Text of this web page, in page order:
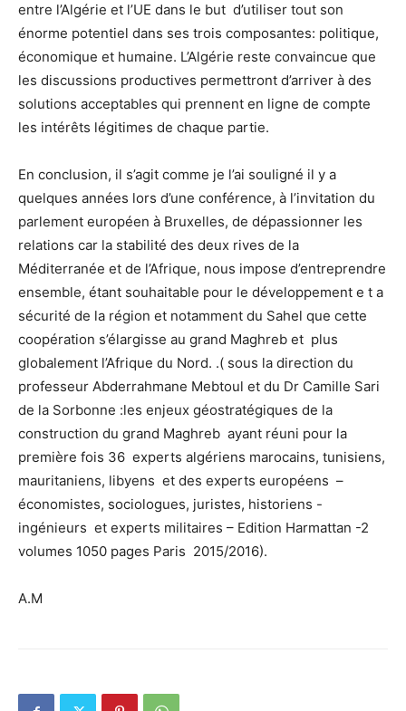
entre l’Algérie et l’UE dans le but d’utiliser tout son
énorme potentiel dans ses trois composantes: politique,
économique et humaine. L’Algérie reste convaincue que
les discussions productives permettront d’arriver à des
solutions acceptables qui prennent en ligne de compte
les intérêts légitimes de chaque partie.
En conclusion, il s’agit comme je l’ai souligné il y a
quelques années lors d’une conférence, à l’invitation du
parlement européen à Bruxelles, de dépassionner les
relations car la stabilité des deux rives de la
Méditerranée et de l’Afrique, nous impose d’entreprendre
ensemble, étant souhaitable pour le développement e t a
sécurité de la région et notamment du Sahel que cette
coopération s’élargisse au grand Maghreb et plus
globalement l’Afrique du Nord. .( sous la direction du
professeur Abderrahmane Mebtoul et du Dr Camille Sari
de la Sorbonne :les enjeux géostratégiques de la
construction du grand Maghreb ayant réuni pour la
première fois 36 experts algériens marocains, tunisiens,
mauritaniens, libyens et des experts européens –
économistes, sociologues, juristes, historiens -
ingénieurs et experts militaires – Edition Harmattan -2
volumes 1050 pages Paris 2015/2016).
A.M